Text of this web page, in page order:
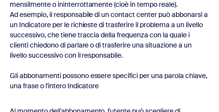
mensilmente o ininterrottamente (cioè in tempo reale).
Ad esempio, il responsabile di un contact center può abbonarsi a
un Indicatore per le richieste di trasferire il problema a un livello
successivo, che tiene traccia della frequenza con la quale i
clienti chiedono di parlare o di trasferire una situazione a un
livello successivo con il responsabile.
Gli abbonamenti possono essere specifici per una parola chiave,
una frase o l'intero Indicatore